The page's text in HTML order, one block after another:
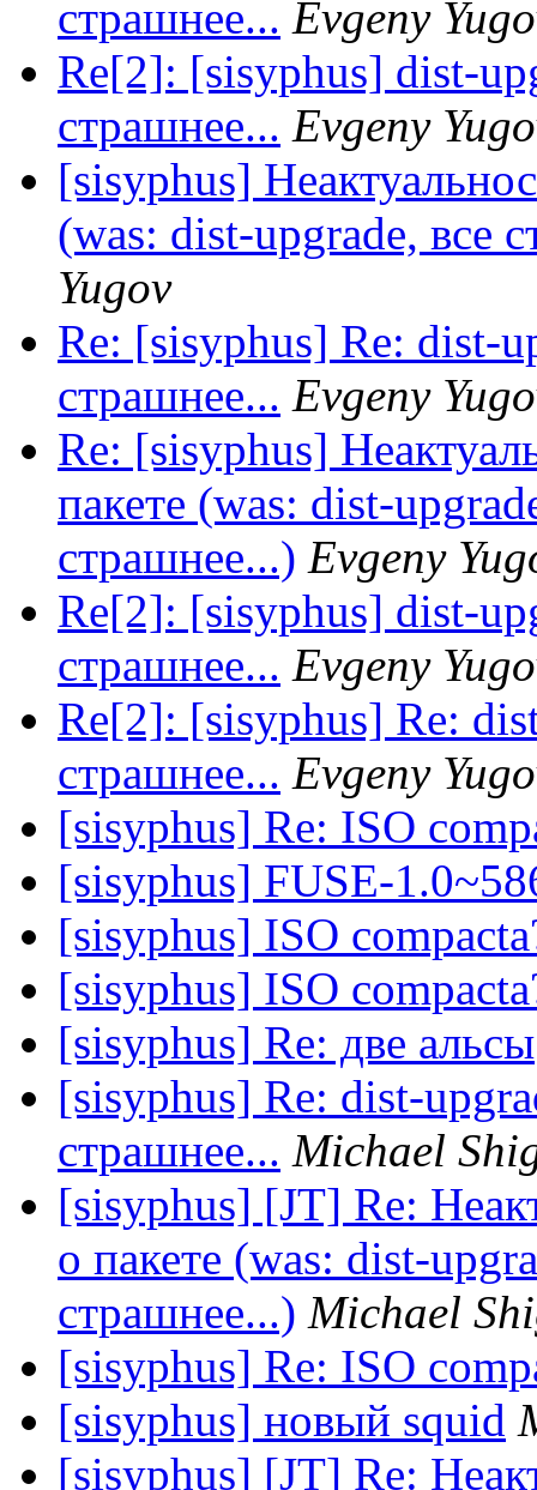
страшнее... Evgeny
Re[2]: [sisyphus] dist-
страшнее... Evgeny
[sisyphus]
(was: dist-upgrade, все
Yugov
Re: [sisyphus] Re: dist-
страшнее... Evgeny
Re: [sisyphus]
пакете (was: dist-
страшнее...) Evgeny
Re[2]: [sisyphus] dist-
страшнее... Evgeny
Re[2]: [sisyphus] Re:
страшнее... Evgeny
[sisyphus] Re: ISO
[sisyphus] FUSE-
[sisyphus] ISO
[sisyphus] ISO
[sisyphus] Re: две альсы
[sisyphus] Re: dist-
страшнее... Michael
[sisyphus] [JT] Re:
о пакете (was: dist-
страшнее...) Michael
[sisyphus] Re: ISO
[sisyphus] новый squid
[sisyphus] [JT] Re: